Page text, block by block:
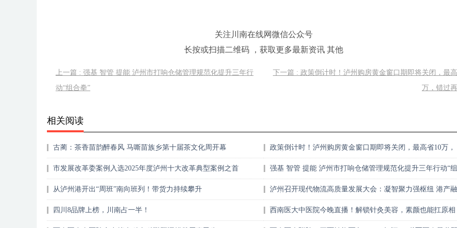
关注川南在线网微信公众号
长按或扫描二维码 ，获取更多最新资讯 其他
上一篇 : 强基 智管 提能 泸州市打响仓储管理规范化提升三年行
动“组合拳”
下一篇 : 政策倒计时！泸州购房黄金窗口期即将关闭，最
万，错过再
相关阅读
古蔺：茶香苗韵醉春风 马嘶苗族乡第十届茶文化周开幕
政策倒计时！泸州购房黄金窗口期即将关闭，最高省10万，
市发展改革委案例入选2025年度泸州十大改革典型案例之首
强基 智管 提能 泸州市打响仓储管理规范化提升三年行动“组
从泸州港开出“周班”南向班列！带货力持续攀升
泸州召开现代物流高质量发展大会：凝智聚力强枢纽 港产融
四川8品牌上榜，川南占一半！
西南医大中医院今晚直播！解锁针灸美容，素颜也能扛原相